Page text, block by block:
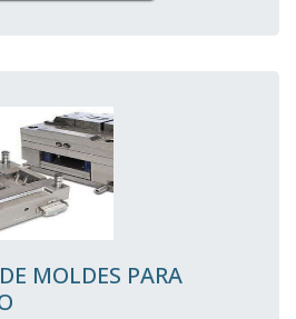
MOLDES PARA